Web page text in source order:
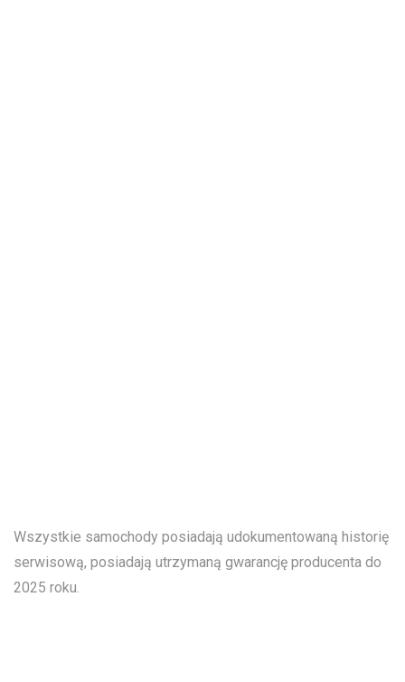
Wszystkie samochody posiadają udokumentowaną historię
serwisową, posiadają utrzymaną gwarancję producenta do
2025 roku.